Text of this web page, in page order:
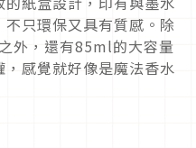
只環保又具有質感。除
外，還有85ml的大容量
感覺就好像是魔法香水